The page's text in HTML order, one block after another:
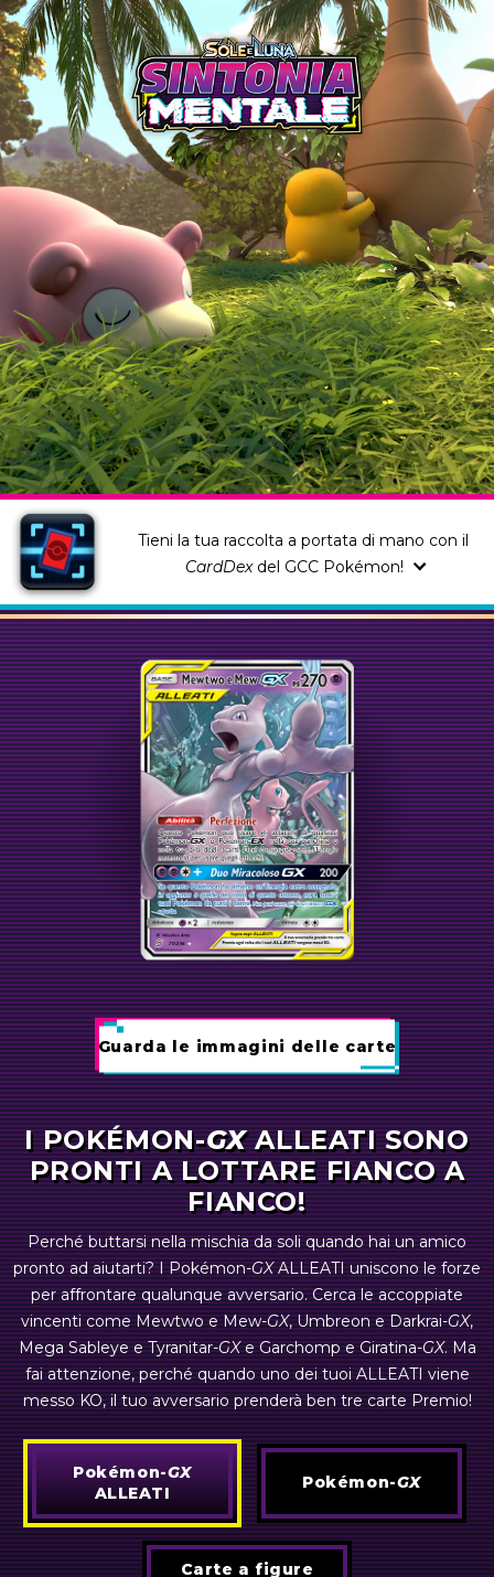
Tieni la tua raccolta a portata di mano con il
CardDexdel GCC Pokémon!
Guarda le immagini delle carte
IPOKÉMON-GXALLEATI SONO
PRONTI A LOTTARE FIANCO A
FIANCO!
Perché buttarsi nella mischia da soli quando hai un amico
pronto ad aiutarti? IPokémon-GXALLEATI uniscono le forze
per affrontare qualunque avversario. Cerca le accoppiate
vincenti come Mewtwo eMew-GX, Umbreon eDarkrai-GX,
Mega Sableye eTyranitar-GXe Garchomp eGiratina-GX. Ma
fai attenzione, perché quando uno dei tuoi ALLEATI viene
messo KO, il tuo avversario prenderà ben tre carte Premio!
Guarda le immagini delle carte
POKÉMON-GX
Pokémon-GX
Dragonite-GX Naganadel-GX Jirachi-GX Weavile-GX
Pokémon-GX
Guarda le immagini delle carte
Pokémon-GX
ALLEATI
Pokémon-GX
Carte a figure